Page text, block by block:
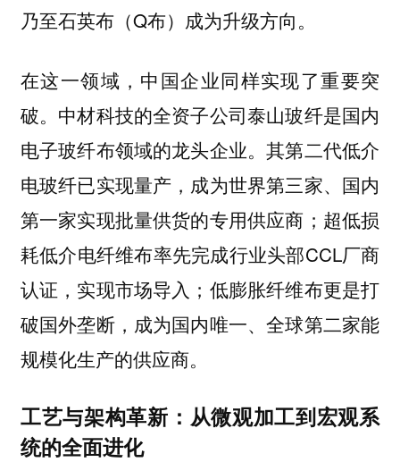
乃至石英布（Q布）成为升级方向。
在这一领域，中国企业同样实现了重要突
破。中材科技的全资子公司泰山玻纤是国内
电子玻纤布领域的龙头企业。其第二代低介
电玻纤已实现量产，成为世界第三家、国内
第一家实现批量供货的专用供应商；超低损
耗低介电纤维布率先完成行业头部CCL厂商
认证，实现市场导入；低膨胀纤维布更是打
破国外垄断，成为国内唯一、全球第二家能
规模化生产的供应商。
工艺与架构革新：从微观加工到宏观系
统的全面进化